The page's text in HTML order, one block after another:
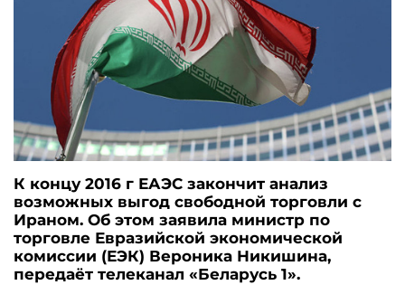
К концу 2016 г ЕАЭС закончит анализ
возможных выгод свободной торговли с
Ираном. Об этом заявила министр по
торговле Евразийской экономической
комиссии (ЕЭК) Вероника Никишина,
передаёт телеканал «Беларусь 1».